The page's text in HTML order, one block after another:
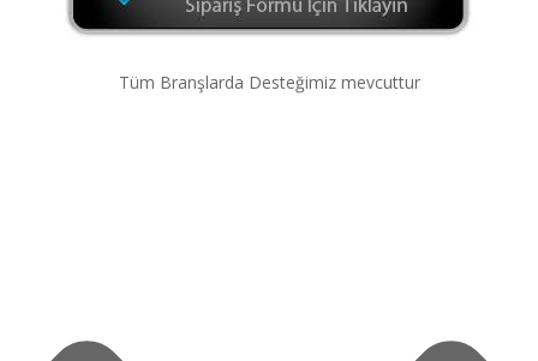
Tüm Branşlarda Desteğimiz mevcuttur